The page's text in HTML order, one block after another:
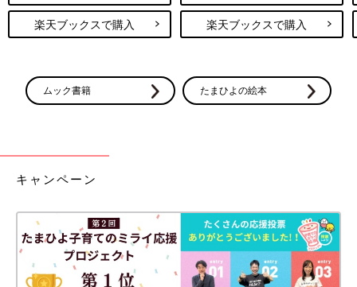
楽天ブックスで購入 楽天ブックスで購入
ムック書籍 たまひよの絵本
キャンペーン